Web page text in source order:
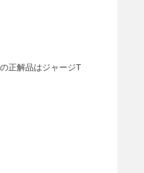
正解品はジャージT